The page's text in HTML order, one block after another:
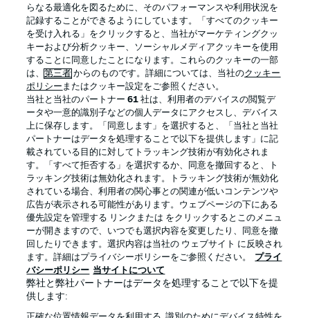
Official Partners
プライバシー・ポリシー 優先設定を管理する
利用条件 放送局
求人 選手
当サイトについて
らなる最適化を図るために、そのパフォーマンスや利用状況を
記録することができるようにしています。「すべてのクッキー
を受け入れる」をクリックすると、当社がマーケティングクッ
キーおよび分析クッキー、ソーシャルメディアクッキーを使用
することに同意したことになります。これらのクッキーの一部
は、第三者 からのものです。詳細については、当社のクッキー
ポリシー またはクッキー設定をご参照ください。
当社と当社のパートナー61 社は、利用者のデバイスの閲覧デ
ータや一意的識別子などの個人データにアクセスし、デバイス
上に保存します。「同意します」を選択すると、「当社と当社
パートナーはデータを処理することで以下を提供します」に記
載されている目的に対してトラッキング技術が有効化されま
す。「すべて拒否する」を選択するか、同意を撤回すると、ト
ラッキング技術は無効化されます。トラッキング技術が無効化
されている場合、利用者の関心事との関連が低いコンテンツや
広告が表示される可能性があります。ウェブページの下にある
優先設定を管理する リンクまたは をクリックするとこのメニュ
ーが開きますので、いつでも選択内容を変更したり、同意を撤
回したりできます。選択内容は当社の ウェブサイト に反映され
ます。詳細はプライバシーポリシーをご参照ください。
プライ
バシーポリシー 当サイトについて
弊社と弊社パートナーはデータを処理することで以下を提
供します: